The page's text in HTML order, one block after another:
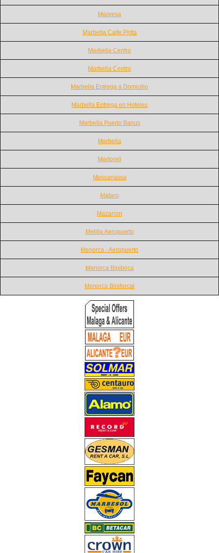
Manresa
Marbella Calle Pirita
Marbella Centro
Marbella Centro
Marbella Entrega a Domicilio
Marbella Entrega en Hoteles
Marbella Puerto Banus
Marbella
Martorell
Massanassa
Mataro
Mazarron
Melilla Aeropuerto
Menorca - Aeropuerto
Menorca Binibeca
Menorca Biniforcat